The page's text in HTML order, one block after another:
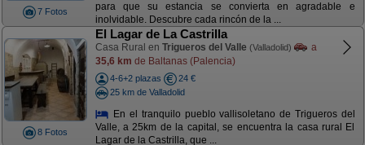
7 Fotos
para que su estancia se convierta en agradable e
inolvidable. Descubre cada rincón de la ...
8 Fotos
El Lagar de La Castrilla
Casa Rural en Trigueros del Valle (Valladolid)
a
35,6 km de Baltanas (Palencia)
4-6+2 plazas
24 €
25 km de Valladolid
En el tranquilo pueblo vallisoletano de Trigueros del
Valle, a 25km de la capital, se encuentra la casa rural El
Lagar de la Castrilla, que ...